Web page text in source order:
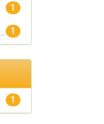
1
1
1